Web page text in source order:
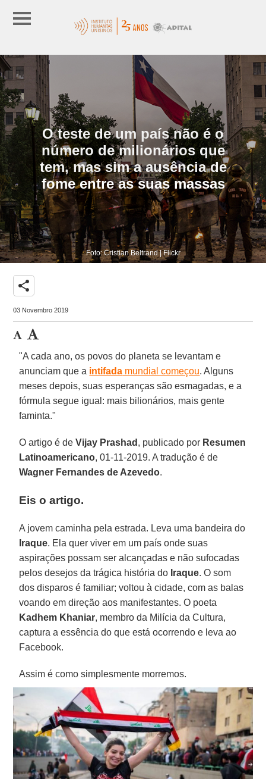
O teste de um país não é o
número de milionários que
tem, mas sim a ausência de
fome entre as suas massas
Foto: Cristian Beltrand | Flickr
share
03 Novembro 2019
"A cada ano, os povos do planeta se levantam e
anunciam que a intifada mundial começou. Alguns
meses depois, suas esperanças são esmagadas, e a
fórmula segue igual: mais bilionários, mais gente
faminta."
O artigo é deVijay Prashad , publicado por Resumen
Latinoamericano, 01-11-2019. A tradução é de
Wagner Fernandes de Azevedo.
Eis o artigo.
A jovem caminha pela estrada. Leva uma bandeira do
Iraque. Ela quer viver em um país onde suas
aspirações possam ser alcançadas e não sufocadas
pelos desejos da trágica história do Iraque. O som
dos disparos é familiar; voltou à cidade, com as balas
voando em direção aos manifestantes. O poeta
Kadhem Khaniar, membro da Milícia da Cultura,
captura a essência do que está ocorrendo e leva ao
Facebook.
Assim é como simplesmente morremos.